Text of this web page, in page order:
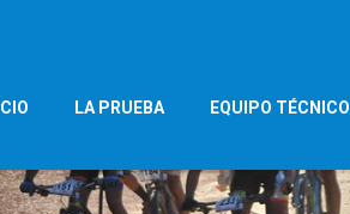
LA PRUEBA EQUIPO TÉCNICO